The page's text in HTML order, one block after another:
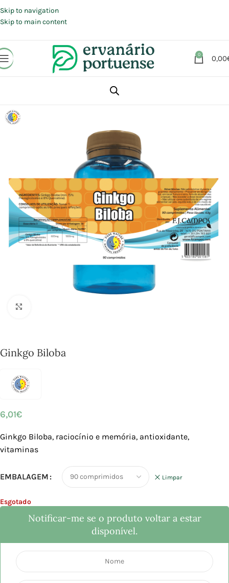
Skip to navigation
Skip to main content
0 0,00
Suplementos alimentares
Ginkgo Biloba
6,01€
Ginkgo Biloba, raciocínio e memória, antioxidante,
vitaminas
EMBALAGEM Limpar
Esgotado
Notificar-me se o produto voltar a estar
disponível.